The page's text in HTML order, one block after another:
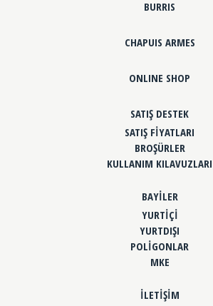
BURRIS
CHAPUIS ARMES
ONLINE SHOP
SATIŞ DESTEK
SATIŞ FİYATLARI
BROŞÜRLER
KULLANIM KILAVUZLARI
BAYİLER
YURTİÇİ
YURTDIŞI
POLİGONLAR
MKE
İLETİŞİM